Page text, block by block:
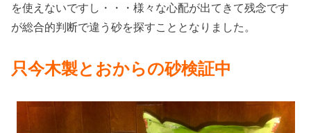
を使えないですし・・・様々な心配が出てきて残念です
が総合的判断で違う砂を探すこととなりました。
只今木製とおからの砂検証中